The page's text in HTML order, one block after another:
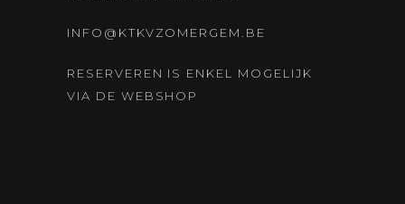
INFO@KTKVZOMERGEM.BE
RESERVEREN IS ENKEL MOGELIJK
VIA DE WEBSHOP